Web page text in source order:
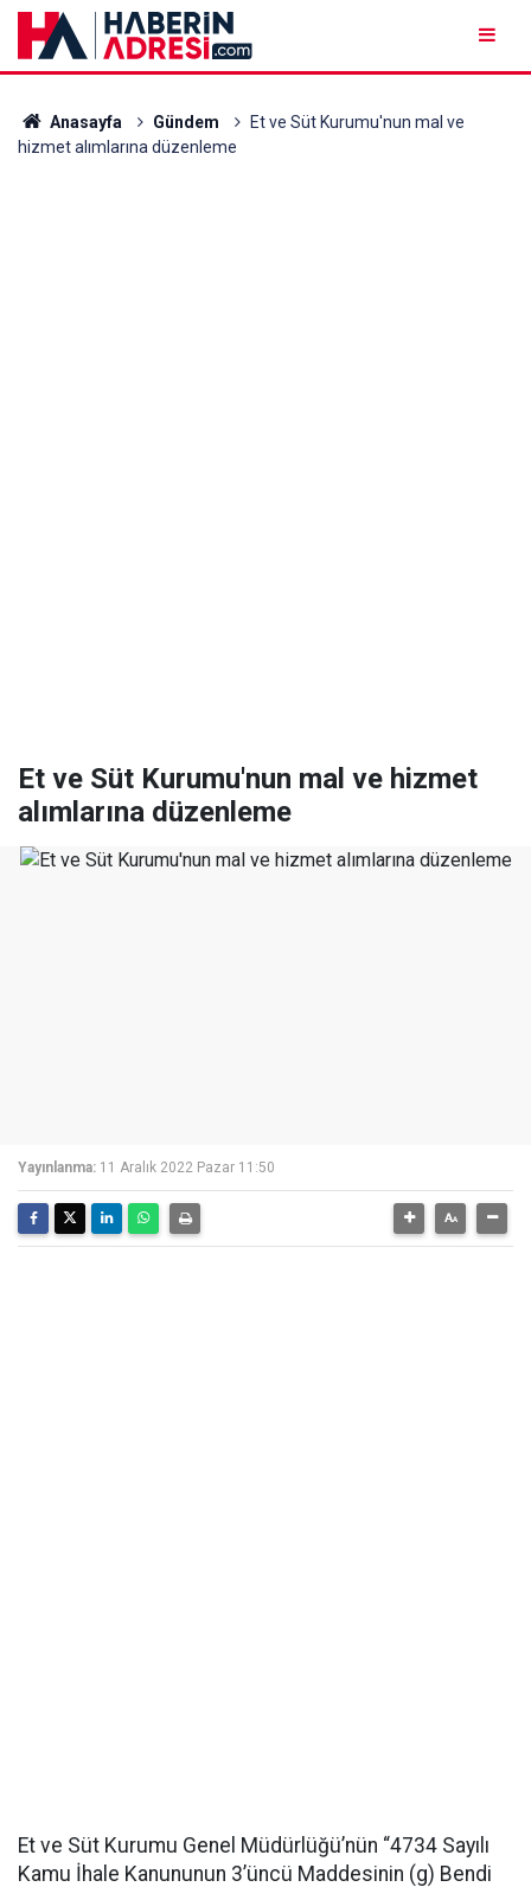
Anasayfa Gündem
Et ve Süt Kurumu'nun mal ve
hizmet alımlarına düzenleme
Et ve Süt Kurumu'nun mal ve hizmet
alımlarına düzenleme
Yayınlanma: 11 Aralık 2022 Pazar 11:50
Et ve Süt Kurumu Genel Müdürlüğü’nün “4734 Sayılı
Kamu İhale Kanununun 3’üncü Maddesinin (g) Bendi